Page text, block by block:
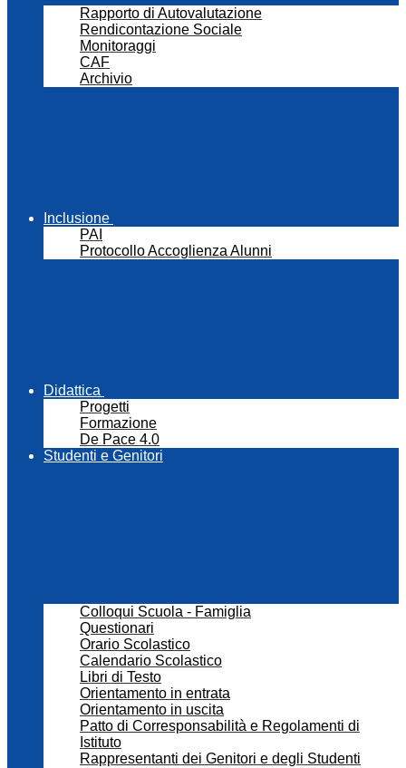
Rapporto di Autovalutazione
Rendicontazione Sociale
Monitoraggi
CAF
Archivio
Inclusione
PAI
Protocollo Accoglienza Alunni
Didattica
Progetti
Formazione
De Pace 4.0
Studenti e Genitori
Colloqui Scuola - Famiglia
Questionari
Orario Scolastico
Calendario Scolastico
Libri di Testo
Orientamento in entrata
Orientamento in uscita
Patto di Corresponsabilità e Regolamenti di
Istituto
Rappresentanti dei Genitori e degli Studenti